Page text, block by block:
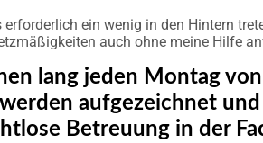
ein wenig in den Hintern
auch ohne meine Hilfe
lang jeden Montag
aufgezeichnet
Betreuung in der